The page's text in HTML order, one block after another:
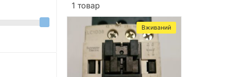
1 товар
Вживаний